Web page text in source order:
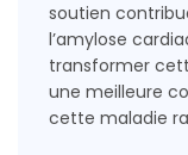
soutien
l’amylose
transformer
une meilleure
cette maladie